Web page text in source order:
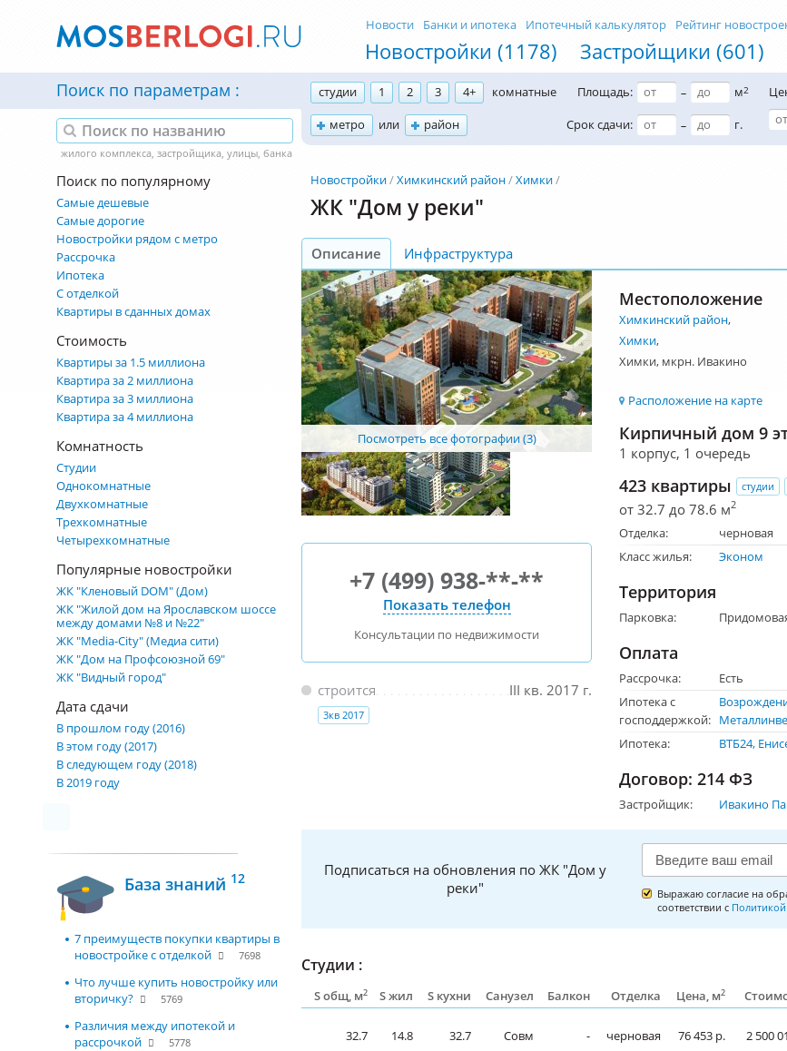
Новостройки (1178) Застройщики (601)
Новости Банки и ипотека Ипотечный калькулятор Рейтинг
Поиск по параметрам студии 1 2 3 4+
комнатные
метро
или район
Площадь: – м2
Срок сдачи: – г.
Поиск по популярному
Самые дешевые
Самые дорогие
Новостройки рядом с метро
Рассрочка
Ипотека
С отделкой
Квартиры в сданных домах
Стоимость
Квартиры за 1.5 миллиона
Квартира за 2 миллиона
Квартира за 3 миллиона
Квартира за 4 миллиона
Комнатность
Студии
Однокомнатные
Двухкомнатные
Трехкомнатные
Четырехкомнатные
Популярные новостройки
ЖК "Кленовый DOM" (Дом)
ЖК "Жилой дом на Ярославском шоссе
между домами №8 и №22"
ЖК "Media-City" (Медиа сити)
ЖК "Дом на Профсоюзной 69"
ЖК "Видный город"
Дата сдачи
В прошлом году (2016)
В этом году (2017)
В следующем году (2018)
В 2019 году
База знаний 12
7 преимуществ покупки квартиры в
новостройке с отделкой
7698
Что лучше купить новостройку или
вторичку?
5769
Различия между ипотекой и
рассрочкой
5778
Новостройки Химкинский район
Химки
ЖК "Дом у реки"
Описание Инфраструктура
Посмотреть все фотографии (3)
+7 (499) 938-**-**
Показать телефон
Консультации по недвижимости
III кв. 2017 г.
строится
3кв 2017
Местоположение
Химкинский район,
Химки,
Химки, мкрн. Ивакино
Расположение на карте
Кирпичный дом 9
1 корпус, 1 очередь
423 квартиры студии
от 32.7 до 78.6 м2
Отделка:
черновая
Класс жилья:
Эконом
Территория
Парковка:
Оплата
Рассрочка:
Есть
Ипотека с
господдержкой:
Ипотека:
ВТБ24
Договор: 214 ФЗ
Застройщик: Ивакино
Подписаться на обновления по ЖК "Дом у
реки"
Выражаю согласие на
соответствии с
Студии :
S общ, м2 S жил S кухни Санузел Балкон Отделка Цена, м2
32.7 14.8 32.7 Совм - черновая 76 453 р. 2 500